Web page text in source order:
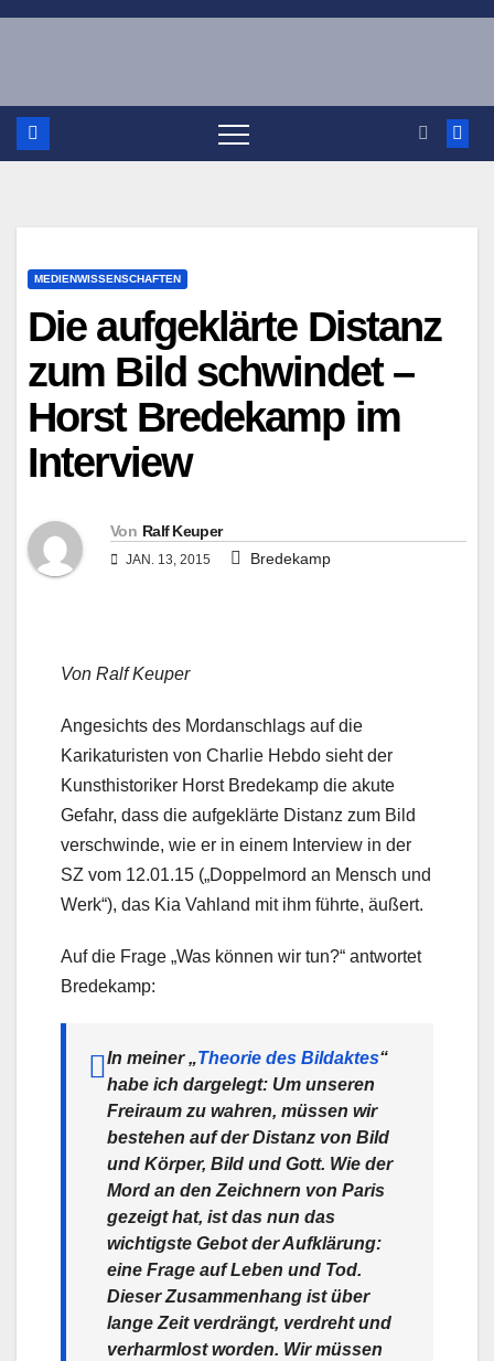
Zum
MEDIENWISSENSCHAFTEN
Die aufgeklärte Distanz
zum Bild schwindet –
Horst Bredekamp im
Interview
Von Ralf Keuper
JAN. 13, 2015 Bredekamp
Von Ralf Keuper
Angesichts des Mordanschlags auf die
Karikaturisten von Charlie Hebdo sieht der
Kunsthistoriker Horst Bredekamp die akute
Gefahr, dass die aufgeklärte Distanz zum Bild
verschwinde, wie er in einem Interview in der
SZ vom 12.01.15 („Doppelmord an Mensch und
Werk“), das Kia Vahland mit ihm führte, äußert.
Auf die Frage „Was können wir tun?“ antwortet
Bredekamp:
In meiner „Theorie des Bildaktes“
habe ich dargelegt: Um unseren
Freiraum zu wahren, müssen wir
bestehen auf der Distanz von Bild
und Körper, Bild und Gott. Wie der
Mord an den Zeichnern von Paris
gezeigt hat, ist das nun das
wichtigste Gebot der Aufklärung:
eine Frage auf Leben und Tod.
Dieser Zusammenhang ist über
lange Zeit verdrängt, verdreht und
verharmlost worden. Wir müssen